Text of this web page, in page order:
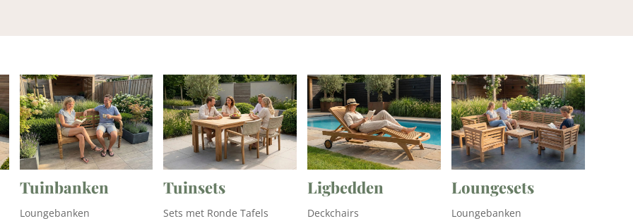
Tuinbanken
Loungebanken
Tuinsets
Sets met Ronde Tafels
Ligbedden
Deckchairs
Loungesets
Loungebanken